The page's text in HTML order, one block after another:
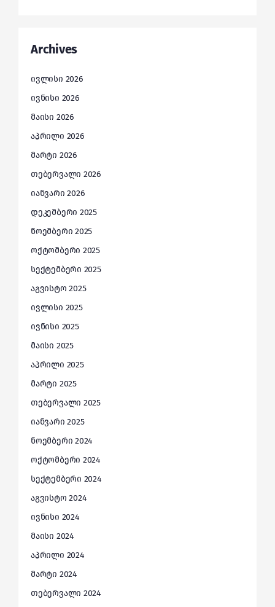
Archives
ივლისი 2026
ივნისი 2026
მაისი 2026
აპრილი 2026
მარტი 2026
თებერვალი 2026
იანვარი 2026
დეკემბერი 2025
ნოემბერი 2025
ოქტომბერი 2025
სექტემბერი 2025
აგვისტო 2025
ივლისი 2025
ივნისი 2025
მაისი 2025
აპრილი 2025
მარტი 2025
თებერვალი 2025
იანვარი 2025
ნოემბერი 2024
ოქტომბერი 2024
სექტემბერი 2024
აგვისტო 2024
ივნისი 2024
მაისი 2024
აპრილი 2024
მარტი 2024
თებერვალი 2024